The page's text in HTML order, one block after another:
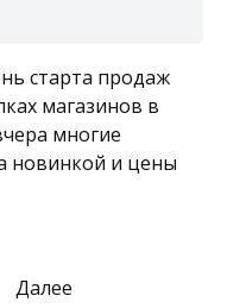
старта продаж
магазинов в
многие
новинкой и цены
Далее